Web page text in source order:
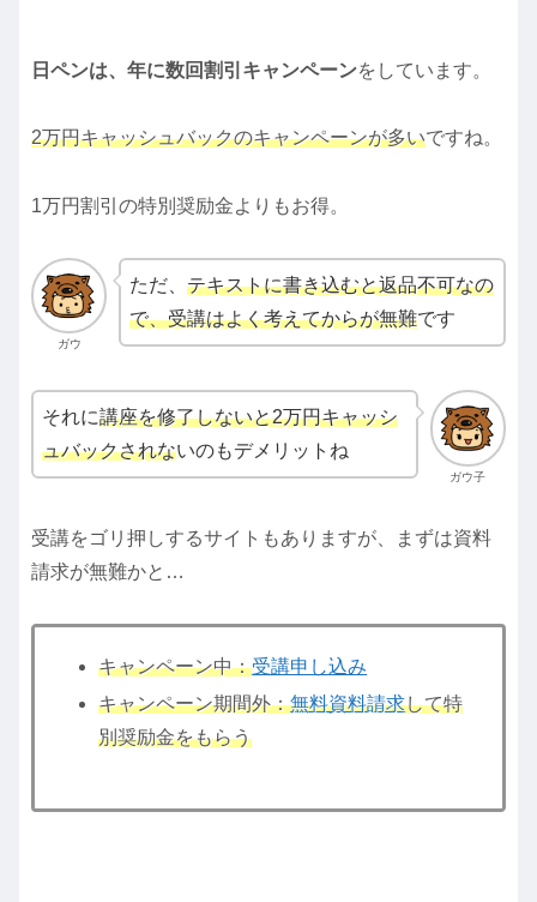
日ペンは、年に数回割引キャンペーンをしています。
2万円キャッシュバックのキャンペーンが多いですね。
1万円割引の特別奨励金よりもお得。
ガウ
ただ、テキストに書き込むと返品不可なの
で、受講はよく考えてからが無難です
ガウ子
それに講座を修了しないと2万円キャッシ
ュバックされないのもデメリットね
受講をゴリ押しするサイトもありますが、まずは資料
請求が無難かと…
キャンペーン中：受講申し込み
キャンペーン期間外：無料資料請求して特
別奨励金をもらう